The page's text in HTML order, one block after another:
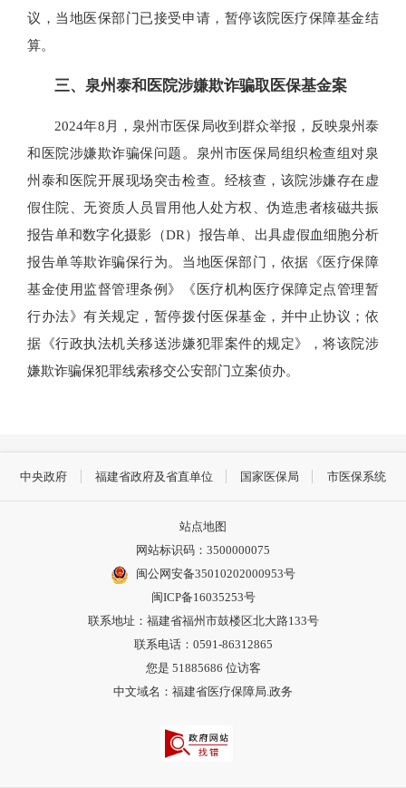
议，当地医保部门已接受申请，暂停该院医疗保障基金结
算。
三、泉州泰和医院涉嫌欺诈骗取医保基金案
2024年8月，泉州市医保局收到群众举报，反映泉州泰
和医院涉嫌欺诈骗保问题。泉州市医保局组织检查组对泉
州泰和医院开展现场突击检查。经核查，该院涉嫌存在虚
假住院、无资质人员冒用他人处方权、伪造患者核磁共振
报告单和数字化摄影（DR）报告单、出具虚假血细胞分析
报告单等欺诈骗保行为。当地医保部门，依据《医疗保障
基金使用监督管理条例》《医疗机构医疗保障定点管理暂
行办法》有关规定，暂停拨付医保基金，并中止协议；依
据《行政执法机关移送涉嫌犯罪案件的规定》，将该院涉
嫌欺诈骗保犯罪线索移交公安部门立案侦办。
中央政府 福建省政府及省直单位 国家医保局 市医保系统
站点地图
网站标识码：3500000075
闽公网安备35010202000953号
闽ICP备16035253号
联系地址：福建省福州市鼓楼区北大路133号
联系电话：0591-86312865
您是 51885686 位访客
中文域名：福建省医疗保障局.政务